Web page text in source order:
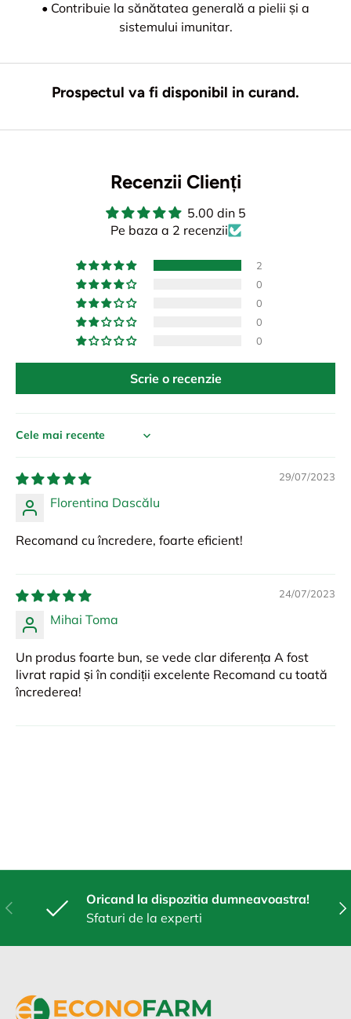
• Contribuie la sănătatea generală a pielii și a
sistemului imunitar.
Prospectul va fi disponibil in curand.
Recenzii Clienți
5.00 din 5
Pe baza a 2 recenzii
2
0
0
0
0
Scrie o recenzie
Sort by
29/07/2023
Florentina Dascălu
Recomand cu încredere, foarte eficient!
24/07/2023
Mihai Toma
Un produs foarte bun, se vede clar diferența A fost
livrat rapid și în condiții excelente Recomand cu toată
încrederea!
Anterior
Oricand la dispozitia dumneavoastra!
Sfaturi de la experti